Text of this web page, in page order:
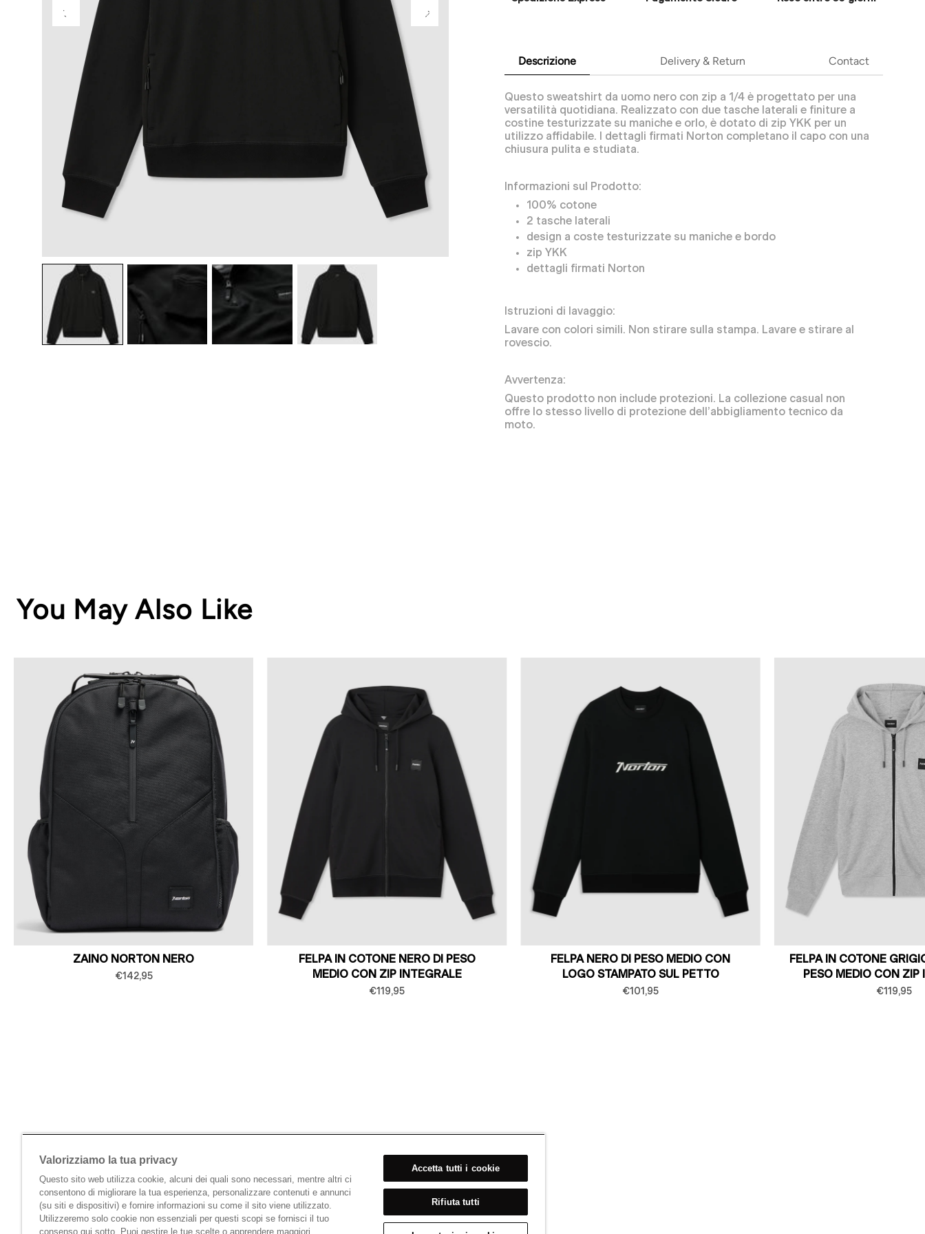
Descrizione Delivery & Return Contact
Questo sweatshirt da uomo nero con zip a 1/4 è progettato per una
versatilità quotidiana. Realizzato con due tasche laterali e finiture a
costine testurizzate su maniche e orlo, è dotato di zip YKK per un
utilizzo affidabile. I dettagli firmati Norton completano il capo con una
chiusura pulita e studiata.
Informazioni sul Prodotto:
100% cotone
2 tasche laterali
design a coste testurizzate su maniche e bordo
zip YKK
dettagli firmati Norton
Istruzioni di lavaggio:
Lavare con colori simili. Non stirare sulla stampa. Lavare e stirare al
rovescio.
Avvertenza:
Questo prodotto non include protezioni. La collezione casual non
offre lo stesso livello di protezione dell’abbigliamento tecnico da
moto.
You May Also Like
ZAINO NORTON NERO
€142,95
FELPA IN COTONE NERO DI PESO
MEDIO CON ZIP INTEGRALE
€119,95
FELPA NERO DI PESO MEDIO CON
LOGO STAMPATO SUL PETTO
€101,95
FELPA IN COTONE
PESO MEDIO CON ZIP
€119,95
Valorizziamo la tua privacy
Questo sito web utilizza cookie, alcuni dei quali sono necessari, mentre altri ci
consentono di migliorare la tua esperienza, personalizzare contenuti e annunci
(su siti e dispositivi) e fornire informazioni su come il sito viene utilizzato.
Utilizzeremo solo cookie non essenziali per questi scopi se fornisci il tuo
consenso qui sotto. Puoi gestire le tue scelte o apprendere maggiori
Accetta tutti i cookie
Rifiuta tutti